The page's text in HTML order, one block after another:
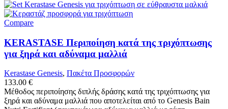
Compare
KERASTASE Περιποίηση κατά της τριχόπτωσης
για ξηρά και αδύναμα μαλλιά
Kerastase Genesis, Πακέτα Προσφορών
133.00 €
Μέθοδος περιποίησης διπλής δράσης κατά της τριχόπτωσης για
ξηρά και αδύναμα μαλλιά που αποτελείται από το Genesis Bain